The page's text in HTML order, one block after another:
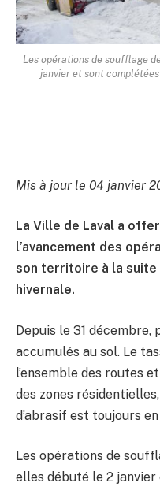
Les opérations de soufflage
janvier et sont
Mis à jour le 04 janvier
La Ville de Laval a
l’avancement des
son territoire à la
hivernale.
Depuis le 31 décembre,
accumulés au sol. Le
l’ensemble des routes
des zones
d’abrasif est toujours
Les opérations de
elles débuté le 2